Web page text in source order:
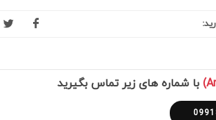
با شماره های زیر تماس بگیرید